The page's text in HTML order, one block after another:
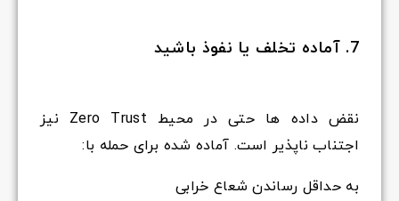
7. آماده تخلف یا نفوذ باشید
نقض داده ها حتی در محیط Zero Trust نیز
اجتناب ناپذیر است. آماده شده برای حمله با:
به حداقل رساندن شعاع خرابی